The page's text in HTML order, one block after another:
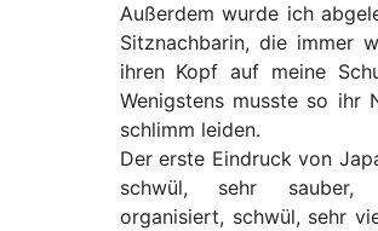
Außerdem wurde ich
Sitznachbarin, die immer
ihren Kopf auf meine
Wenigstens musste so ihr
schlimm leiden.
Der erste Eindruck von
schwül, sehr sauber,
organisiert, schwül, sehr